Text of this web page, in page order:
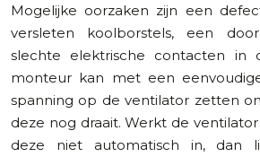
Mogelijke oorzaken zijn een
versleten koolborstels, een
slechte elektrische contacten in
monteur kan met een
spanning op de ventilator zetten
deze nog draait. Werkt de
deze niet automatisch in, dan